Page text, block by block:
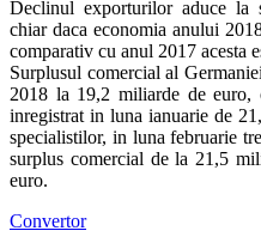
Declinul exporturilor aduce la
chiar daca economia anului
comparativ cu anul 2017 acesta
Surplusul comercial al
2018 la 19,2 miliarde de euro,
inregistrat in luna ianuarie de
specialistilor, in luna februarie
surplus comercial de la 21,5
euro.
Convertor